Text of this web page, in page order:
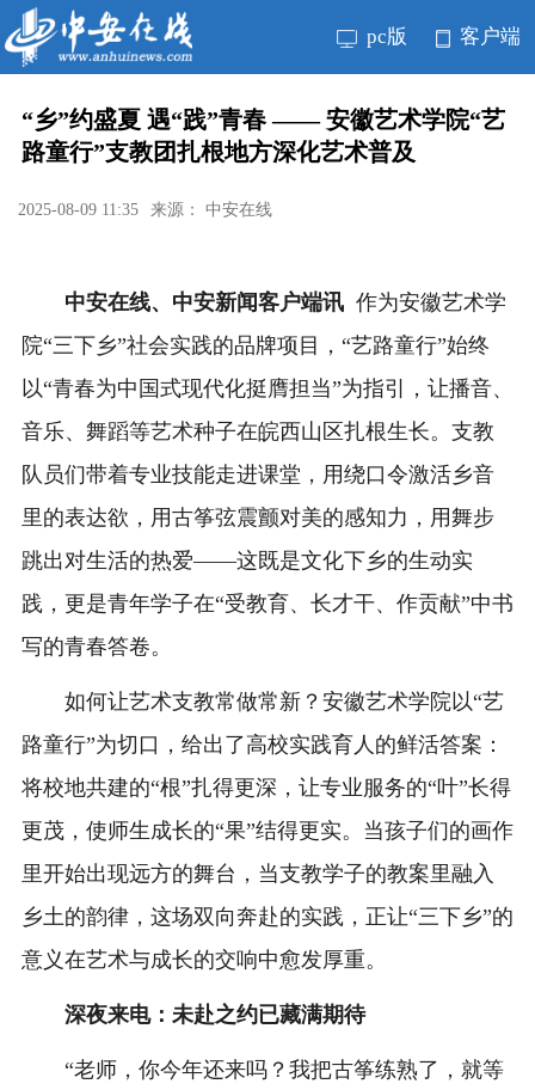
pc版 客户端
“乡”约盛夏 遇“践”青春 —— 安徽艺术学院“艺
路童行”支教团扎根地方深化艺术普及
2025-08-09 11:35 来源： 中安在线
中安在线、中安新闻客户端讯 作为安徽艺术学
院“三下乡”社会实践的品牌项目，“艺路童行”始终
以“青春为中国式现代化挺膺担当”为指引，让播音、
音乐、舞蹈等艺术种子在皖西山区扎根生长。支教
队员们带着专业技能走进课堂，用绕口令激活乡音
里的表达欲，用古筝弦震颤对美的感知力，用舞步
跳出对生活的热爱——这既是文化下乡的生动实
践，更是青年学子在“受教育、长才干、作贡献”中书
写的青春答卷。
如何让艺术支教常做常新？安徽艺术学院以“艺
路童行”为切口，给出了高校实践育人的鲜活答案：
将校地共建的“根”扎得更深，让专业服务的“叶”长得
更茂，使师生成长的“果”结得更实。当孩子们的画作
里开始出现远方的舞台，当支教学子的教案里融入
乡土的韵律，这场双向奔赴的实践，正让“三下乡”的
意义在艺术与成长的交响中愈发厚重。
深夜来电：未赴之约已藏满期待
“老师，你今年还来吗？我把古筝练熟了，就等